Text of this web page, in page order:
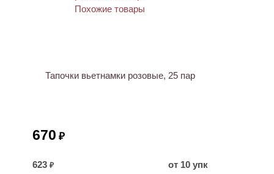
Тапочки вьетнамки розовые, 25 пар
670 ₽
623 ₽
от 10 упк